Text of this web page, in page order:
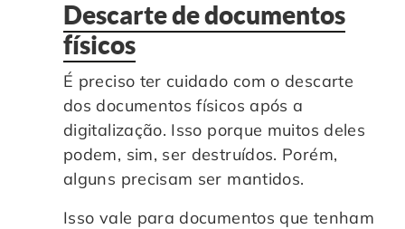
Descarte de documentos
físicos
É preciso ter cuidado com o descarte
dos documentos físicos após a
digitalização. Isso porque muitos deles
podem, sim, ser destruídos. Porém,
alguns precisam ser mantidos.
Isso vale para documentos que tenham